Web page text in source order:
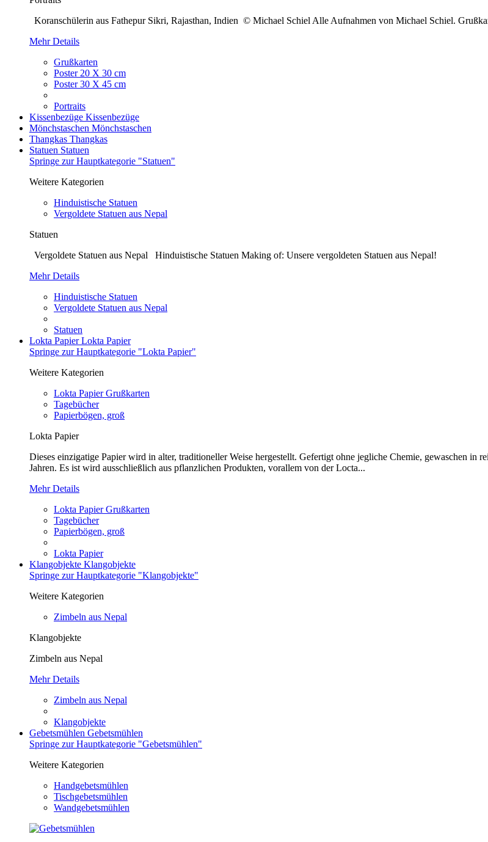
Koranschülerin aus Fathepur Sikri, Rajasthan, Indien © Michael Schiel Alle Aufnahmen von Michael Schiel.
Mehr Details
Grußkarten
Poster 20 X 30 cm
Poster 30 X 45 cm
Portraits
Kissenbezüge Kissenbezüge
Mönchstaschen Mönchstaschen
Thangkas Thangkas
Statuen Statuen
Springe zur Hauptkategorie "Statuen"
Weitere Kategorien
Hinduistische Statuen
Vergoldete Statuen aus Nepal
Statuen
Vergoldete Statuen aus Nepal Hinduistische Statuen Making of: Unsere vergoldeten Statuen aus Nepal!
Mehr Details
Hinduistische Statuen
Vergoldete Statuen aus Nepal
Statuen
Lokta PapierLokta Papier
Springe zur Hauptkategorie "Lokta Papier"
Weitere Kategorien
Lokta Papier Grußkarten
Tagebücher
Papierbögen, groß
Lokta Papier
Dieses einzigatige Papier wird in alter, traditioneller Weise hergestellt. Gefertigt ohne jegliche Chemie, gewaschen in
Jahren. Es ist wird ausschließlich aus pflanzlichen Produkten, vorallem von der Locta...
Mehr Details
Lokta Papier Grußkarten
Tagebücher
Papierbögen, groß
Lokta Papier
Klangobjekte Klangobjekte
Springe zur Hauptkategorie "Klangobjekte"
Weitere Kategorien
Zimbeln aus Nepal
Klangobjekte
Zimbeln aus Nepal
Mehr Details
Zimbeln aus Nepal
Klangobjekte
Gebetsmühlen Gebetsmühlen
Springe zur Hauptkategorie "Gebetsmühlen"
Weitere Kategorien
Handgebetsmühlen
Tischgebetsmühlen
Wandgebetsmühlen